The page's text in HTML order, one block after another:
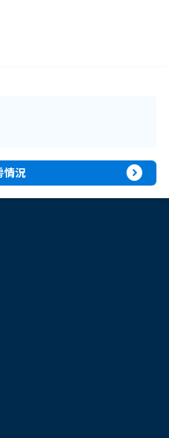
情況 expand_circle_right